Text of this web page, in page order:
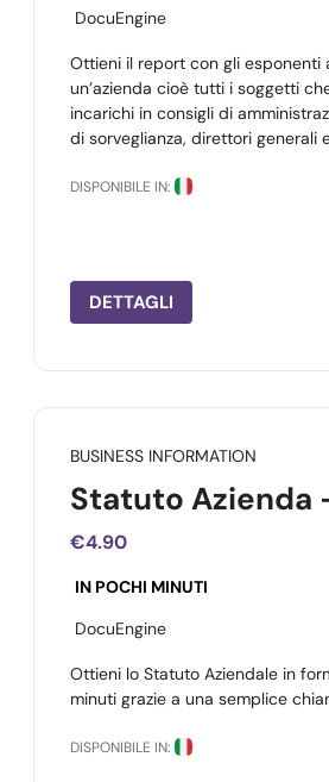
DocuEngine
Ottieni il report con gli esponenti
un’azienda cioè tutti i soggetti
incarichi in consigli di
di sorveglianza, direttori generali
DISPONIBILE IN:
DETTAGLI
BUSINESS INFORMATION
Statuto Azienda
€4.90
IN POCHI MINUTI
DocuEngine
Ottieni lo Statuto Aziendale in
minuti grazie a una semplice
DISPONIBILE IN: